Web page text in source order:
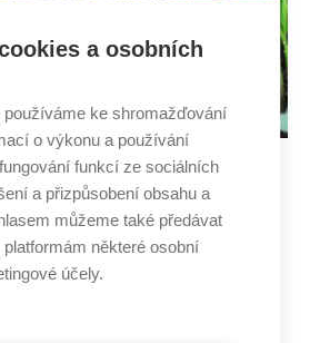
mikrobylin přivedlo
řeřicha nebo hrášek u vás
to nemáte čas a místo? Řešením
a osobních
používáme ke shromažďování
o výkonu a používání
funkcí ze sociálních
a přizpůsobení obsahu a
můžeme také předávat
některé osobní
účely.